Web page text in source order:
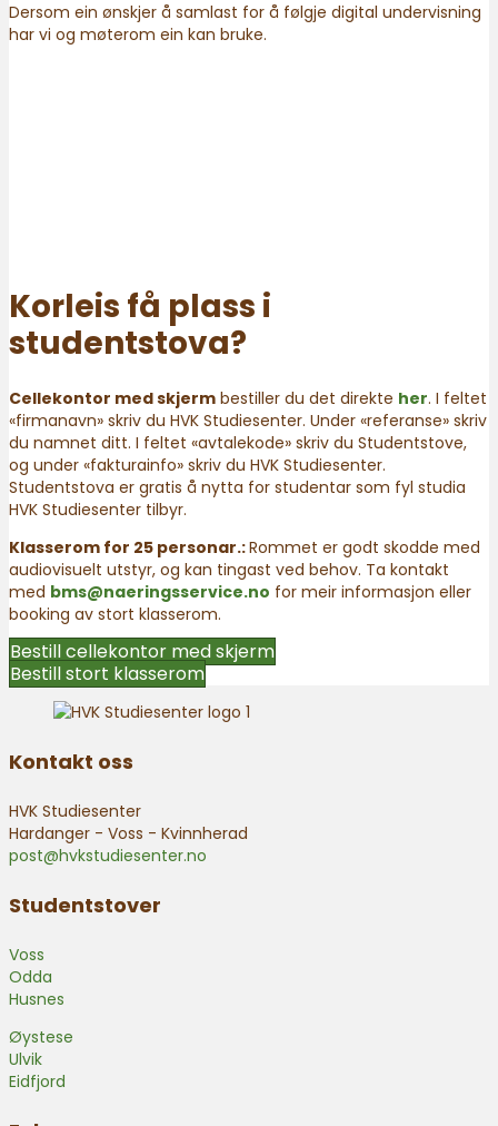
Dersom ein ønskjer å samlast for å følgje digital undervisning
har vi og møterom ein kan bruke.
Korleis få plass i
studentstova?
Cellekontor med skjerm bestiller du det direkte her. I feltet
«firmanavn» skriv du HVK Studiesenter. Under «referanse» skriv
du namnet ditt. I feltet «avtalekode» skriv du Studentstove,
og under «fakturainfo» skriv du HVK Studiesenter.
Studentstova er gratis å nytta for studentar som fyl studia
HVK Studiesenter tilbyr.
Klasserom for 25 personar.:Rommet er godt skodde med
audiovisuelt utstyr, og kan tingast ved behov. Ta kontakt
med bms@naeringsservice.no for meir informasjon eller
booking av stort klasserom.
Bestill cellekontor med skjerm
Bestill stort klasserom
Kontakt oss
HVK Studiesenter
Hardanger - Voss - Kvinnherad
post@hvkstudiesenter.no
Studentstover
Voss
Odda
Husnes
Øystese
Ulvik
Eidfjord